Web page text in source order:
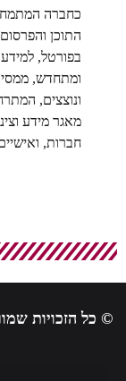
כחברה
התוכן
בפורטל,
ומתחדש,
ונוצצים,
מאגר מידע
חברות,
© כל הזכויות